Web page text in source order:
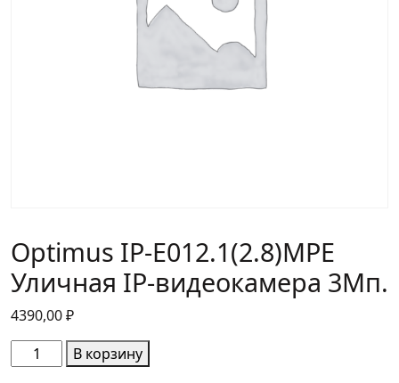
Optimus IP-E012.1(2.8)MPE
Уличная IP-видеокамера 3Мп.
4390,00₽
Количество
товара
В корзину